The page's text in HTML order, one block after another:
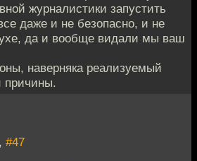
журналистики запустить
даже и не безопасно, и не
да и вообще видали мы ваш
наверняка реализуемый
причины.
#47